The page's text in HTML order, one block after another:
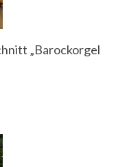
„Barockorgel